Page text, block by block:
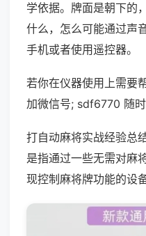
学依据。牌面是朝下的
什么，怎么可能通过声
手机或者使用遥控器。
若你在仪器使用上需要
加微信号; sdf6770 随时
打自动麻将实战经验总
是指通过一些无需对麻
现控制麻将牌功能的设